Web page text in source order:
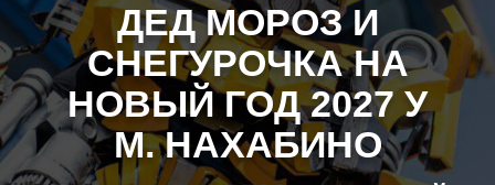
ДЕД МОРОЗ И
СНЕГУРОЧКА НА
НОВЫЙ ГОД 2027 У
М. НАХАБИНО